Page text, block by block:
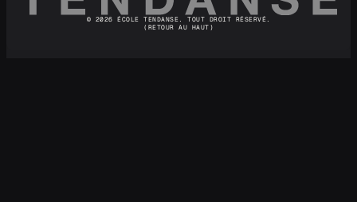
© 2026 ÉCOLE TENDANSE. TOUT DROIT RÉSERVÉ.
(RETOUR AU HAUT)